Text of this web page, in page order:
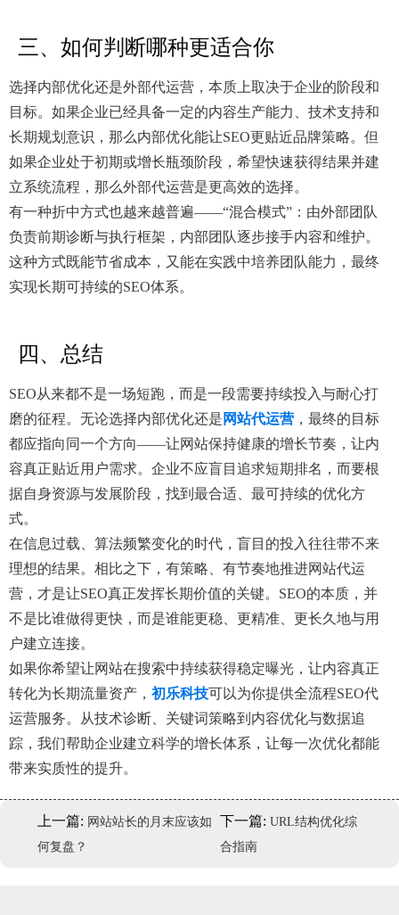
三、如何判断哪种更适合你
选择内部优化还是外部代运营，本质上取决于企业的阶段和
目标。如果企业已经具备一定的内容生产能力、技术支持和
长期规划意识，那么内部优化能让SEO更贴近品牌策略。但
如果企业处于初期或增长瓶颈阶段，希望快速获得结果并建
立系统流程，那么外部代运营是更高效的选择。
有一种折中方式也越来越普遍——“混合模式”：由外部团队
负责前期诊断与执行框架，内部团队逐步接手内容和维护。
这种方式既能节省成本，又能在实践中培养团队能力，最终
实现长期可持续的SEO体系。
四、总结
SEO从来都不是一场短跑，而是一段需要持续投入与耐心打
磨的征程。无论选择内部优化还是 网站代运营 ，最终的目标
都应指向同一个方向——让网站保持健康的增长节奏，让内
容真正贴近用户需求。企业不应盲目追求短期排名，而要根
据自身资源与发展阶段，找到最合适、最可持续的优化方
式。
在信息过载、算法频繁变化的时代，盲目的投入往往带不来
理想的结果。相比之下，有策略、有节奏地推进网站代运
营，才是让SEO真正发挥长期价值的关键。SEO的本质，并
不是比谁做得更快，而是谁能更稳、更精准、更长久地与用
户建立连接。
如果你希望让网站在搜索中持续获得稳定曝光，让内容真正
转化为长期流量资产， 初乐科技可以为你提供全流程SEO代
运营服务。从技术诊断、关键词策略到内容优化与数据追
踪，我们帮助企业建立科学的增长体系，让每一次优化都能
带来实质性的提升。
上一篇: 网站站长的月末应该如
何复盘？
下一篇:URL结构优化综
合指南